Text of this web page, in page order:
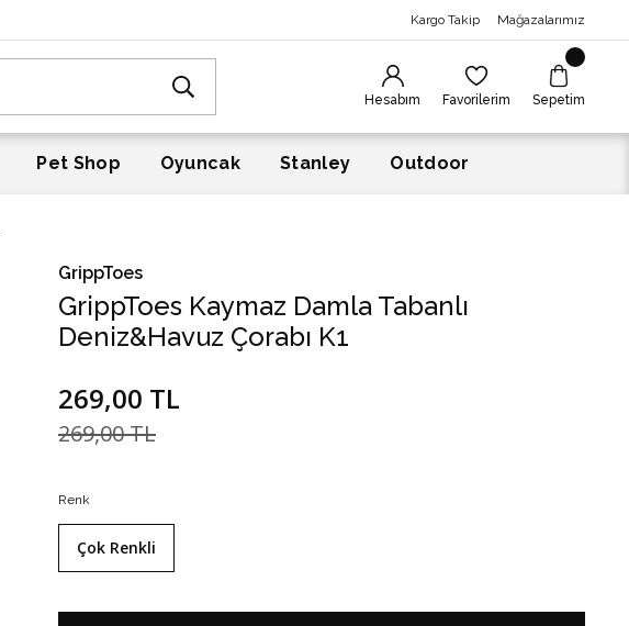
Kargo Takip Mağazalarımız
Hesabım Favorilerim Sepetim
Pet Shop Oyuncak Stanley Outdoor
GrippToes
GrippToes Kaymaz Damla Tabanlı
Deniz&Havuz Çorabı K1
269,00 TL
269,00 TL
Renk
Çok Renkli